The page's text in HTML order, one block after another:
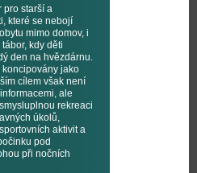
pro starší a
které se nebojí
mimo domov, i
kdy děti
den na hvězdárnu.
koncipovány jako
cílem však není
ale
rekreaci
úkolů,
aktivit a
pod
při nočních